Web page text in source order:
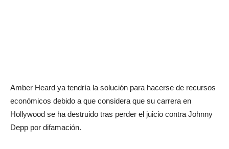
Amber Heard ya tendría la solución para hacerse de recursos
económicos debido a que considera que su carrera en
Hollywood se ha destruido tras perder el juicio contra Johnny
Depp por difamación.